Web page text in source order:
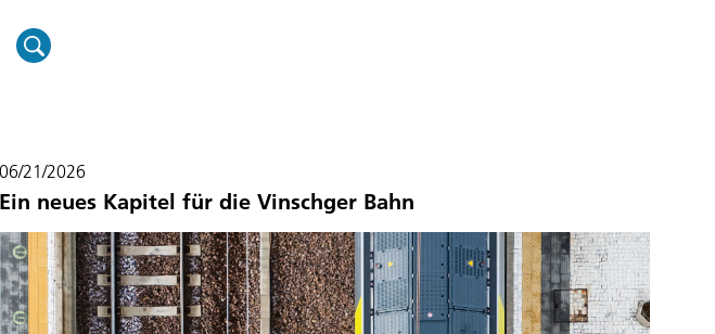
06/21/2026
Ein neues Kapitel für die Vinschger Bahn